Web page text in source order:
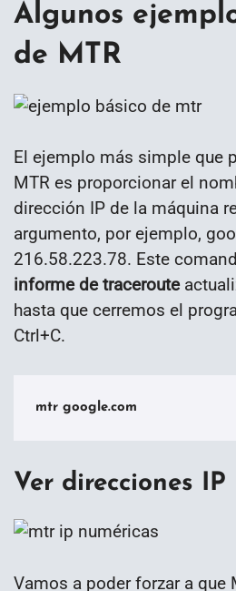
Algunos
de MTR
El ejemplo más simple que
MTR es proporcionar el
dirección IP de la máquina
argumento, por ejemplo,
216.58.223.78. Este
informe de traceroute
hasta que cerremos el
Ctrl+C.
mtr google.com
Ver direcciones IP
Vamos a poder forzar a que